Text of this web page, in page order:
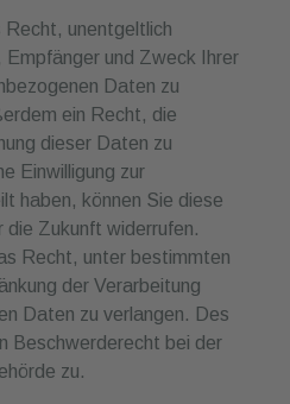
unentgeltlich
Empfänger und Zweck Ihrer
Daten zu
ein Recht, die
dieser Daten zu
Einwilligung zur
haben, können Sie diese
die Zukunft widerrufen.
Recht, unter bestimmten
der Verarbeitung
Daten zu verlangen. Des
Beschwerderecht bei der
zu.